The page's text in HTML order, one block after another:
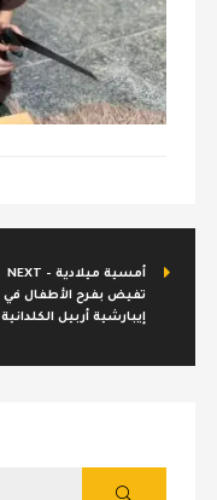
NEXT - أمسية ميلادية
تفيض بفرح الأطفال في
إيبارشية أربيل الكلدانية